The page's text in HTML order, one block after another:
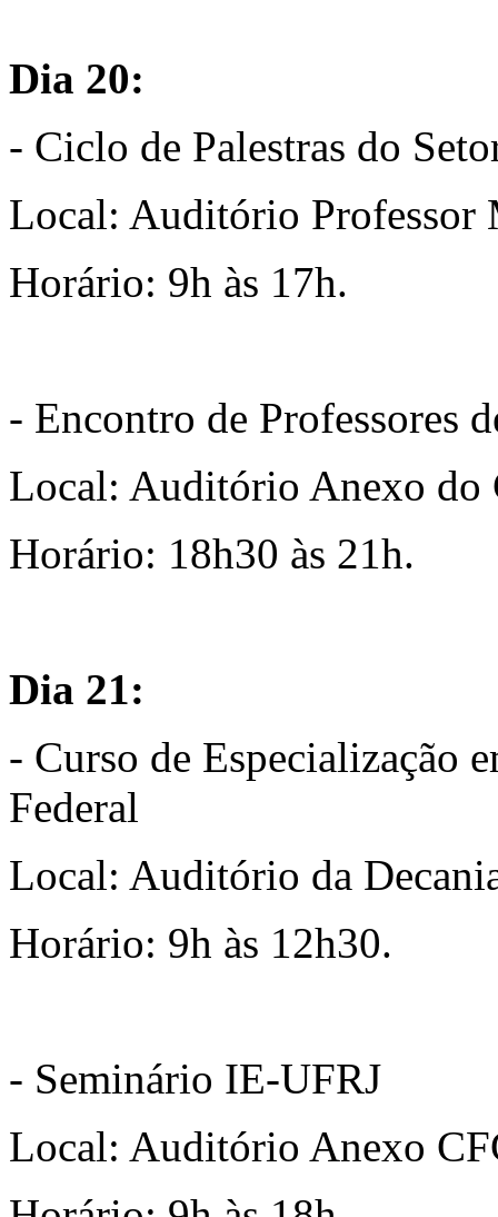
Dia 20:
- Ciclo de Palestras do
Local: Auditório Professor
Horário: 9h às 17h.
- Encontro de Professores
Local: Auditório Anexo do
Horário: 18h30 às 21h.
Dia 21:
- Curso de Especialização
Federal
Local: Auditório da
Horário: 9h às 12h30.
- Seminário IE-UFRJ
Local: Auditório Anexo